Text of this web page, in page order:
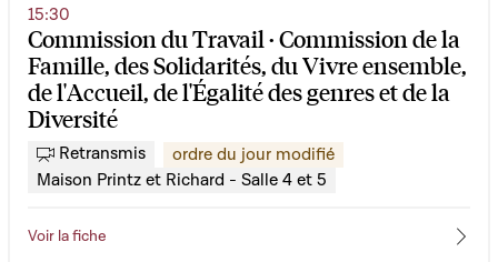
Commission du Travail · Commission de la
Famille, des Solidarités, du Vivre ensemble,
de l'Accueil, de l'Égalité des genres et de la
Diversité
15:30
Retransmis
ordre du jour modifié
Maison Printz et Richard - Salle 4 et 5
Voir la fiche